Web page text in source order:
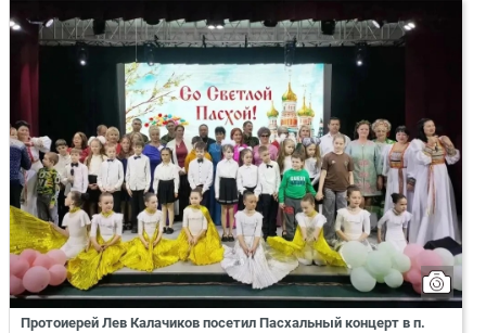
Протоиерей Лев Калачиков посетил Пасхальный концерт в п.